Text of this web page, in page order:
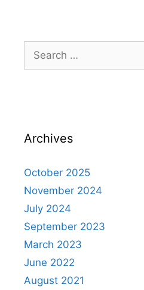
Archives
October 2025
November 2024
July 2024
September 2023
March 2023
June 2022
August 2021